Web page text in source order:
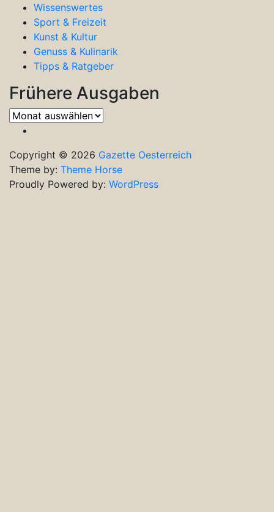
Wissenswertes
Sport & Freizeit
Kunst & Kultur
Genuss & Kulinarik
Tipps & Ratgeber
Frühere Ausgaben
Frühere
Ausgaben
Copyright © 2026 Gazette Oesterreich
Theme by: Theme Horse
Proudly Powered by: WordPress